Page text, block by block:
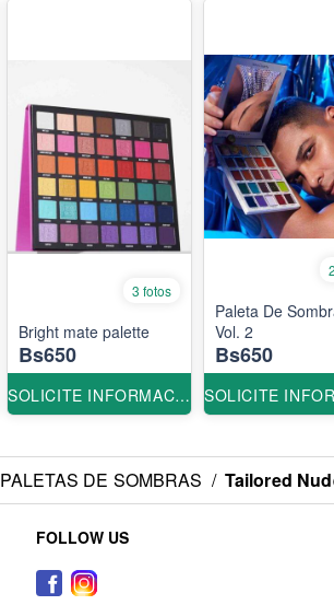
3 fotos
Bright mate palette
Bs650
SOLICITE INFORMACION
Paleta De
Vol. 2
Bs650
PALETAS DE SOMBRAS / Tailored
FOLLOW US